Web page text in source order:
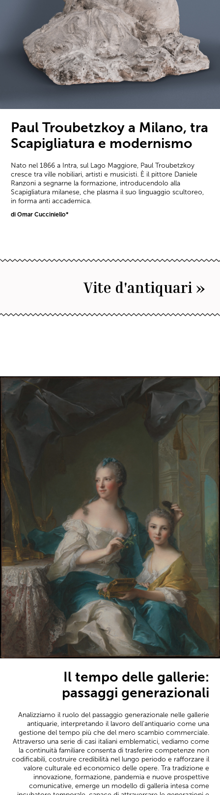
Paul Troubetzkoy a Milano, tra
Scapigliatura e modernismo
Nato nel 1866 a Intra, sul Lago Maggiore, Paul Troubetzkoy
cresce tra ville nobiliari, artisti e musicisti. È il pittore Daniele
Ranzoni a segnarne la formazione, introducendolo alla
Scapigliatura milanese, che plasma il suo linguaggio scultoreo,
in forma anti accademica.
di Omar Cucciniello*
Vite d'antiquari »
Il tempo delle gallerie:
passaggi generazionali
Analizziamo il ruolo del passaggio generazionale nelle gallerie
antiquarie, interpretando il lavoro dell’antiquario come una
gestione del tempo più che del mero scambio commerciale.
Attraverso una serie di casi italiani emblematici, vediamo come
la continuità familiare consenta di trasferire competenze non
codificabili, costruire credibilità nel lungo periodo e rafforzare il
valore culturale ed economico delle opere. Tra tradizione e
innovazione, formazione, pandemia e nuove prospettive
comunicative, emerge un modello di galleria intesa come